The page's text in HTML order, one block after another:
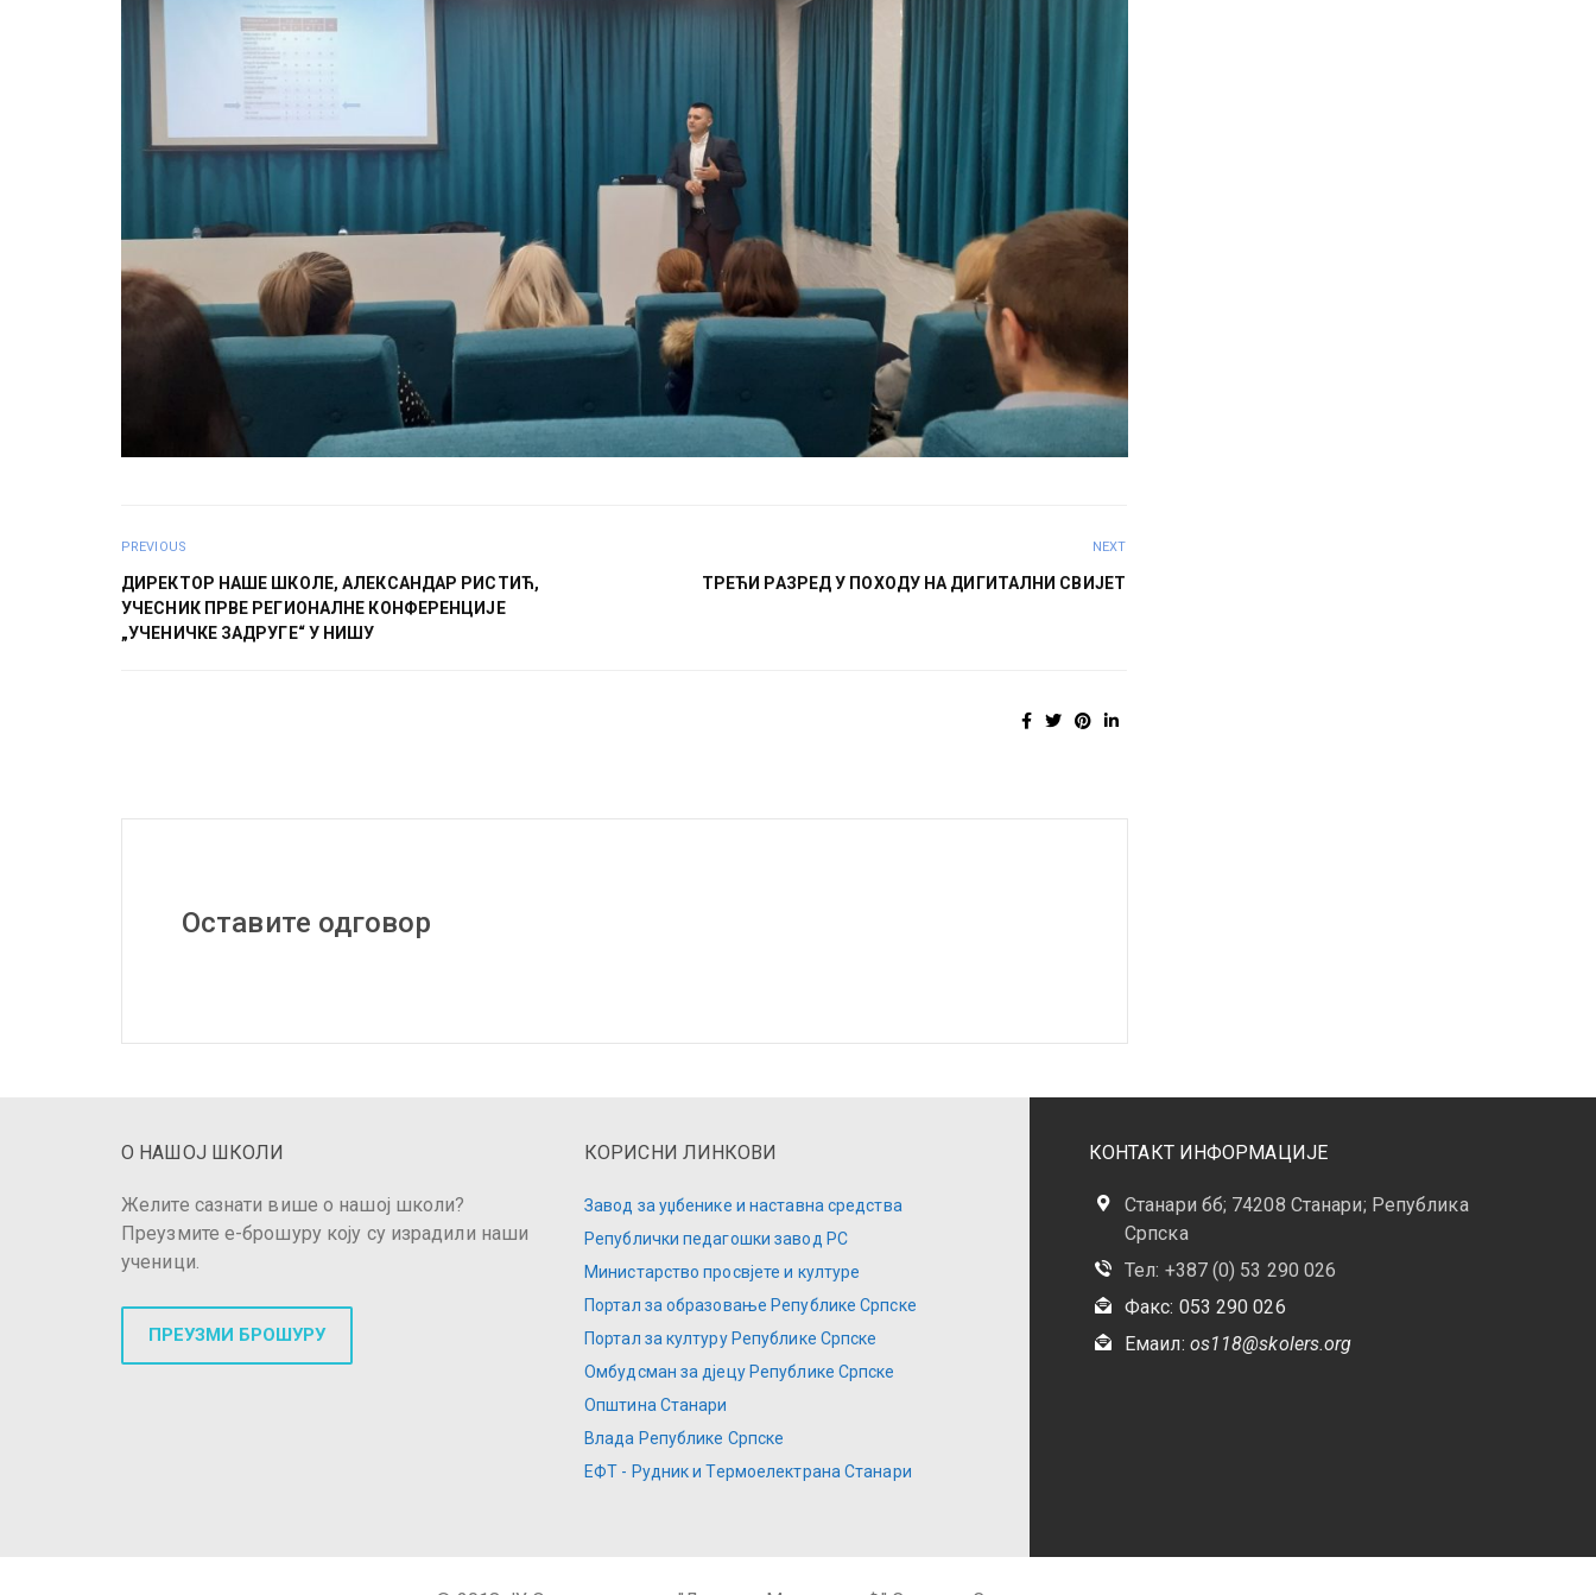
PREVIOUS
ДИРЕКТОР НАШЕ ШКОЛЕ, АЛЕКСАНДАР РИСТИЋ,
УЧЕСНИК ПРВЕ РЕГИОНАЛНЕ КОНФЕРЕНЦИЈЕ
„УЧЕНИЧКЕ ЗАДРУГЕ“ У НИШУ
NEXT
ТРЕЋИ РАЗРЕД У ПОХОДУ НА ДИГИТАЛНИ СВИЈЕТ
Оставите одговор
О НАШОЈ ШКОЛИ
Желите сазнати више о нашој школи?
Преузмите е-брошуру коју су израдили наши
ученици.
ПРЕУЗМИ БРОШУРУ
КОРИСНИ ЛИНКОВИ
Завод за уџбенике и наставна средства
Републички педагошки завод РС
Министарство просвјете и културе
Портал за образовање Републике Српске
Портал за културу Републике Српске
Омбудсман за дјецу Републике Српске
Општина Станари
Влада Републике Српске
ЕФТ - Рудник и Термоелектрана Станари
КОНТАКТ ИНФОРМАЦИЈЕ
Станари бб; 74208 Станари; Република
Српска
Тел: +387 (0) 53 290 026
Факс: 053 290 026
Емаил: os118@skolers.org